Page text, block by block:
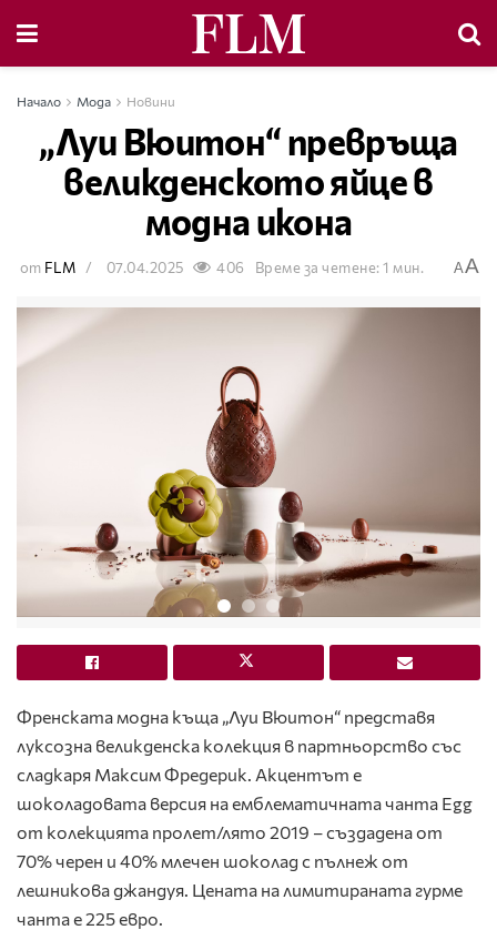
Начало Мода Новини
„Луи Вюитон“ превръща
великденското яйце в
модна икона
от FLM 07.04.2025 406 Време за четене: 1 мин. AA
Френската модна къща „Луи Вюитон“ представя
луксозна великденска колекция в партньорство със
сладкаря Максим Фредерик. Акцентът е
шоколадовата версия на емблематичната чанта Egg
от колекцията пролет/лято 2019 – създадена от
70% черен и 40% млечен шоколад с пълнеж от
лешникова джандуя. Цената на лимитираната гурме
чанта е 225 евро.